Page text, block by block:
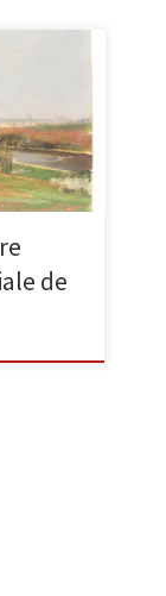
bas à
de